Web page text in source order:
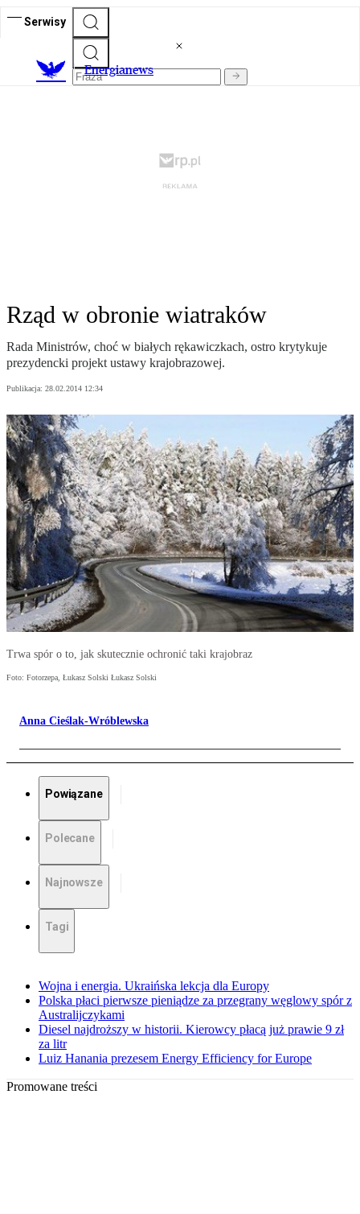
Serwisy
Energianews
Rząd w obronie wiatraków
Rada Ministrów, choć w białych rękawiczkach, ostro krytykuje
prezydencki projekt ustawy krajobrazowej.
Publikacja: 28.02.2014 12:34
Trwa spór o to, jak skutecznie ochronić taki krajobraz
Foto: Fotorzepa, Łukasz Solski Łukasz Solski
Anna Cieślak-Wróblewska
Powiązane
Polecane
Najnowsze
Tagi
Wojna i energia. Ukraińska lekcja dla Europy
Polska płaci pierwsze pieniądze za przegrany węglowy spór z
Australijczykami
Diesel najdroższy w historii. Kierowcy płacą już prawie 9 zł
za litr
Luiz Hanania prezesem Energy Efficiency for Europe
Promowane treści